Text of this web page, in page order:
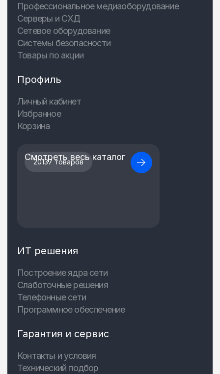
Профессиональное медиаоборудование
Серверы и СХД
Сетевое оборудование
Системы безопасности
Товары по акции
Профиль
Личный кабинет
Избранное
Корзина
20137 товаров
Смотреть весь каталог
ИТ решения
Построение ядра сети
Слаботочные решения
Телефонные сети
Программное обеспечение
Гарантия и сервис
Контакты и условия
Технический подбор